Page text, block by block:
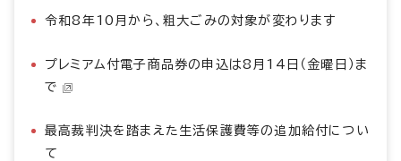
令和8年10月から、粗大ごみの対象が変わります
プレミアム付電子商品券の申込は8月14日（金曜日）ま
で
最高裁判決を踏まえた生活保護費等の追加給付につい
て